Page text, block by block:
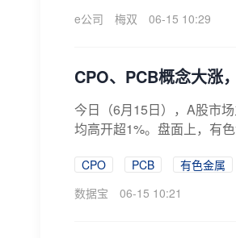
e公司
梅双 06-15 10:29
CPO、PCB概念大涨
今日（6月15日），A股市
均高开超1%。盘面上，有
CPO PCB
有色金属
数据宝
06-15 10:21